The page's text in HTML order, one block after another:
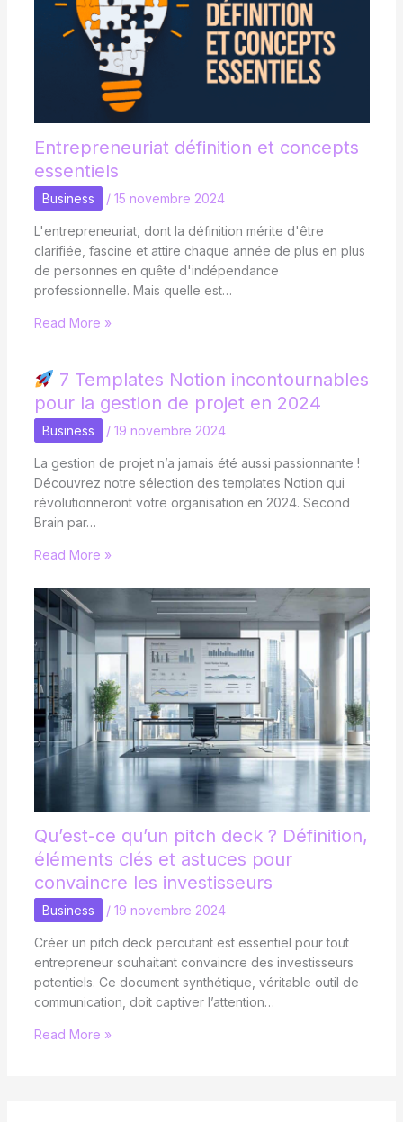
Entrepreneuriat définition et concepts
essentiels
Business / 15 novembre 2024
L'entrepreneuriat, dont la définition mérite d'être
clarifiée, fascine et attire chaque année de plus en plus
de personnes en quête d'indépendance
professionnelle. Mais quelle est…
Read More »
7 Templates Notion incontournables
pour la gestion de projet en 2024
Business / 19 novembre 2024
La gestion de projet n’a jamais été aussi passionnante !
Découvrez notre sélection des templates Notion qui
révolutionneront votre organisation en 2024. Second
Brain par…
Read More »
Qu’est-ce qu’un pitch deck ? Définition,
éléments clés et astuces pour
convaincre les investisseurs
Business / 19 novembre 2024
Créer un pitch deck percutant est essentiel pour tout
entrepreneur souhaitant convaincre des investisseurs
potentiels. Ce document synthétique, véritable outil de
communication, doit captiver l’attention…
Read More »